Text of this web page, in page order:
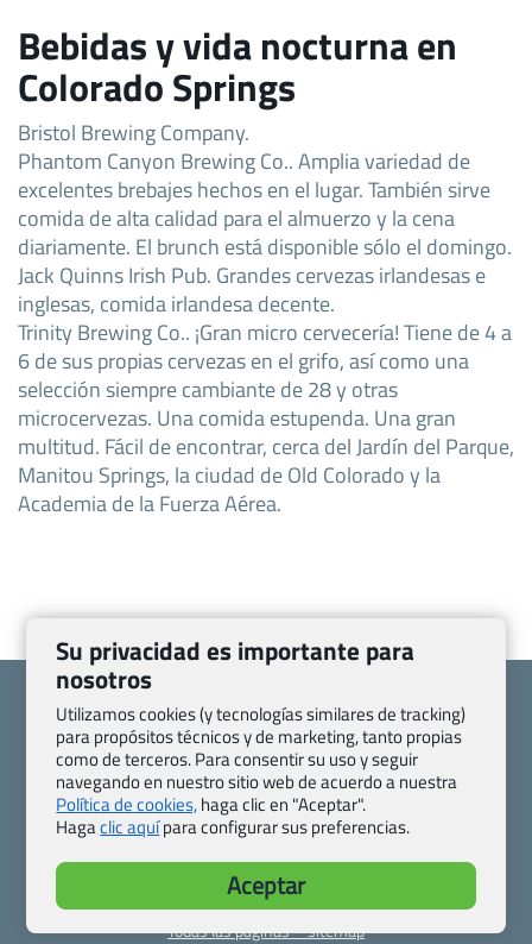
Bebidas y vida nocturna en
Colorado Springs
Bristol Brewing Company.
Phantom Canyon Brewing Co.. Amplia variedad de
excelentes brebajes hechos en el lugar. También sirve
comida de alta calidad para el almuerzo y la cena
diariamente. El brunch está disponible sólo el domingo.
Jack Quinns Irish Pub. Grandes cervezas irlandesas e
inglesas, comida irlandesa decente.
Trinity Brewing Co.. ¡Gran micro cervecería! Tiene de 4 a
6 de sus propias cervezas en el grifo, así como una
selección siempre cambiante de 28 y otras
microcervezas. Una comida estupenda. Una gran
multitud. Fácil de encontrar, cerca del Jardín del Parque,
Manitou Springs, la ciudad de Old Colorado y la
Academia de la Fuerza Aérea.
Quienes somos
Contacto
Pasaporte, Visado, Salud y otras disposiciones específicas
Blog de Viajes.com
Registro de agencias
Preguntas frecuentes
Política de privacidad y cookies
Todas las páginas – sitemap
Su privacidad es importante para
nosotros
Utilizamos cookies (y tecnologías similares de tracking)
para propósitos técnicos y de marketing, tanto propias
como de terceros. Para consentir su uso y seguir
navegando en nuestro sitio web de acuerdo a nuestra
Política de cookies,haga clic en "Aceptar".
Hagaclic aquípara configurar sus preferencias.
Aceptar